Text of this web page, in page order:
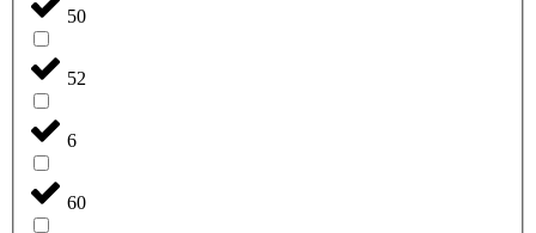
50
52
6
60